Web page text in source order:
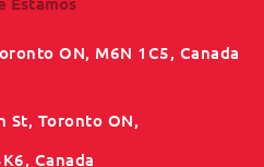
ON, M6N 1C5, Canada
St, Toronto ON,
Canada